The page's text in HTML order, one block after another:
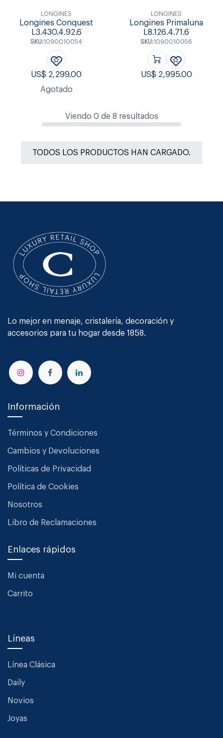
LONGINES
Longines Conquest
L3.430.4.92.6
SKU:1090010054
US$ 2,299.00
Agotado
LONGINES
Longines Primaluna
L8.126.4.71.6
SKU:1090010056
US$ 2,995.00
Viendo 0 de 8 resultados
TODOS LOS PRODUCTOS HAN CARGADO.
Lo mejor en menaje, cristalería, decoración y
accesorios para tu hogar desde 1858.
Información
Términos y Condiciones
Cambios y Devoluciones
Políticas de Privacidad
Política de Cookies
Nosotros
Libro de Reclamaciones
Enlaces rápidos
Mi cuenta
Carrito
Líneas
Línea Clásica
Daily
Novios
Joyas